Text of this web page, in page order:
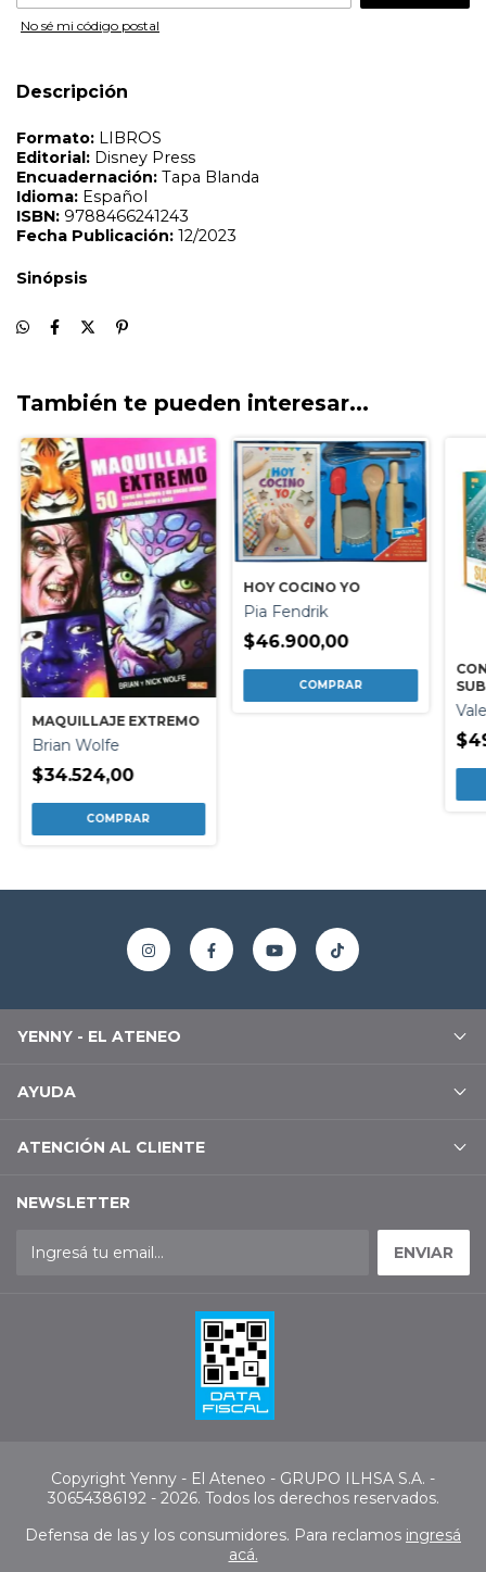
No sé mi código postal
Descripción
Sinópsis
También te pueden interesar...
MAQUILLAJE EXTREMO
Brian Wolfe
$34.524,00
HOY COCINO YO
Pia Fendrik
$46.900,00
YENNY - EL ATENEO
AYUDA
ATENCIÓN AL CLIENTE
NEWSLETTER
Copyright Yenny - El Ateneo - GRUPO ILHSA S.A. -
30654386192 - 2026. Todos los derechos reservados.
Defensa de las y los consumidores. Para reclamos ingresá
acá.